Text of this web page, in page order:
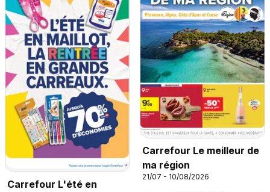
Carrefour L'été en
Carrefour Le meilleur de
ma région
21/07 - 10/08/2026